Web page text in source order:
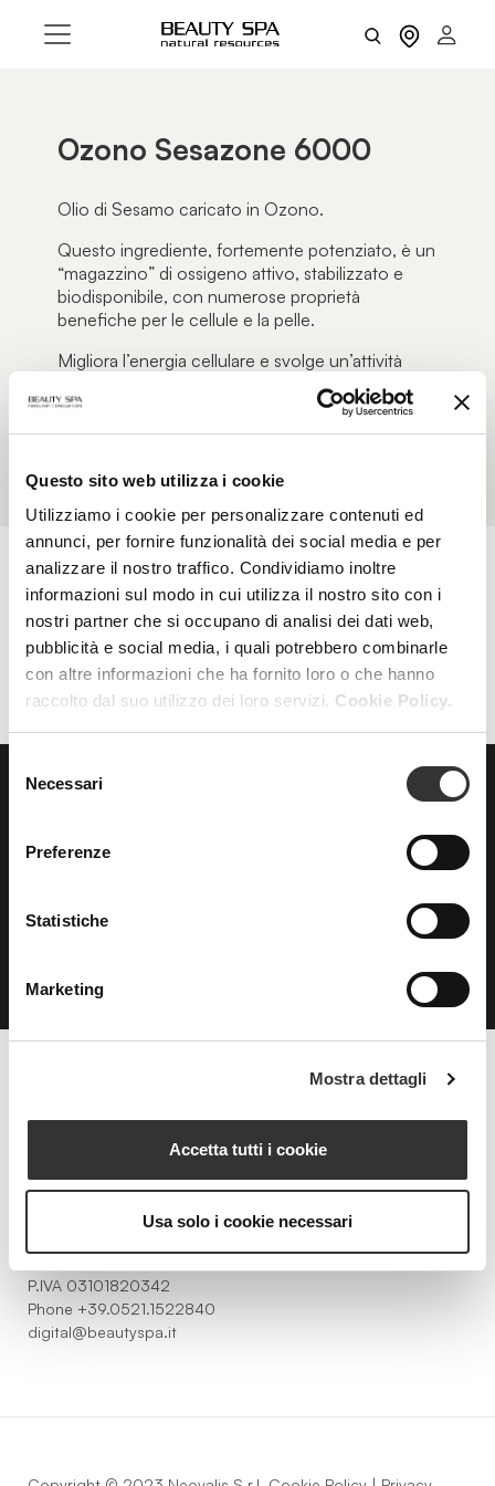
Questo sito web utilizza i cookie
Utilizziamo i cookie per personalizzare contenuti ed
annunci, per fornire funzionalità dei social media e per
analizzare il nostro traffico. Condividiamo inoltre
informazioni sul modo in cui utilizza il nostro sito con i
nostri partner che si occupano di analisi dei dati web,
pubblicità e social media, i quali potrebbero combinarle
con altre informazioni che ha fornito loro o che hanno
raccolto dal suo utilizzo dei loro servizi. Cookie Policy.
delNecessari
Preferenze
Statistiche
Marketing
Mostra dettagli
Accetta tutti i cookie
Usa solo i cookie necessari
Ozono Sesazone 6000
Olio di Sesamo caricato in Ozono.
Questo ingrediente, fortemente potenziato, è un
“magazzino” di ossigeno attivo, stabilizzato e
biodisponibile, con numerose proprietà
benefiche per le cellule e la pelle.
Migliora l’energia cellulare e svolge un’attività
germicida generale. Inoltre, interviene sui tessuti
cutanei attraverso un’azione rivitalizzante,
riepitelizzante e cicatrizzante.
FILTRI AZZERA FILTRI
NEWSLETTER
Strada della Pace, 29, Mezzani
P.IVA 03101820342
Phone +39.0521.1522840
digital@beautyspa.it